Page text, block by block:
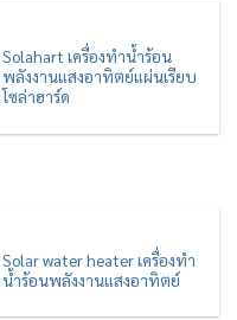
Solahart เครื่องทำน้ำร้อน
พลังงานแสงอาทิตย์แผ่นเรียบ
โซล่าฮาร์ด
Solar water heater เครื่องทำ
น้ำร้อนพลังงานแสงอาทิตย์